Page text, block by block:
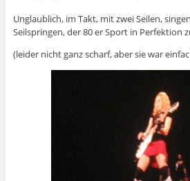
Unglaublich, im Takt, mit zwei Seilen,
Seilspringen, der 80 er Sport in Perfektion
(leider nicht ganz scharf, aber sie war